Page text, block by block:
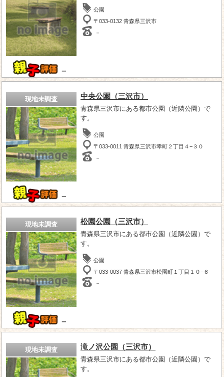
－
公園
〒033-0132 青森県三沢市
－
現地未調査
－
中央公園（三沢市）
青森県三沢市にある都市公園（近隣公園）で
す。
公園
〒033-0011 青森県三沢市幸町２丁目４−３０
－
現地未調査
－
松園公園（三沢市）
青森県三沢市にある都市公園（近隣公園）で
す。
公園
〒033-0037 青森県三沢市松園町１丁目１０−６
－
現地未調査 滝ノ沢公園（三沢市）
青森県三沢市にある都市公園（近隣公園）で
す。